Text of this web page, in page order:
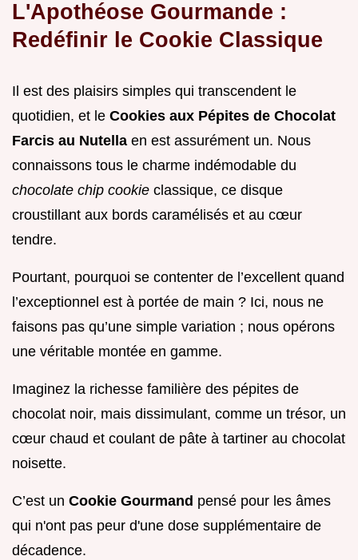
L'Apothéose Gourmande :
Redéfinir le Cookie Classique
Il est des plaisirs simples qui transcendent le
quotidien, et le Cookies aux Pépites de Chocolat
Farcis au Nutella en est assurément un. Nous
connaissons tous le charme indémodable du
chocolate chip cookie classique, ce disque
croustillant aux bords caramélisés et au cœur
tendre.
Pourtant, pourquoi se contenter de l’excellent quand
l’exceptionnel est à portée de main ? Ici, nous ne
faisons pas qu’une simple variation ; nous opérons
une véritable montée en gamme.
Imaginez la richesse familière des pépites de
chocolat noir, mais dissimulant, comme un trésor, un
cœur chaud et coulant de pâte à tartiner au chocolat
noisette.
C’est un Cookie Gourmand pensé pour les âmes
qui n'ont pas peur d'une dose supplémentaire de
décadence.